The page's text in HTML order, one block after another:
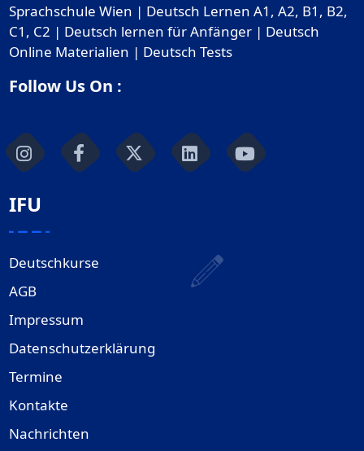
Sprachschule Wien | Deutsch Lernen A1, A2, B1, B2,
C1, C2 | Deutsch lernen für Anfänger | Deutsch
Online Materialien | Deutsch Tests
Follow Us On :
IFU
Deutschkurse
AGB
Impressum
Datenschutzerklärung
Termine
Kontakte
Nachrichten